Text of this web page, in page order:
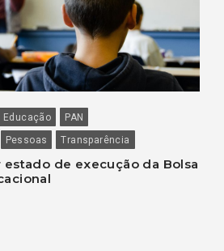
Educação
PAN
Pessoas Transparência
estado de execução da Bolsa